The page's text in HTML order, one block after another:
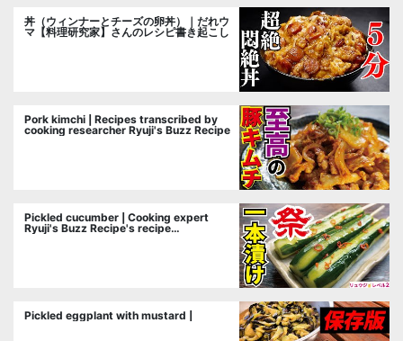
丼（ウィンナーとチーズの卵丼）｜だれウ
マ【料理研究家】さんのレシピ書き起こし
Pork kimchi | Recipes transcribed by
cooking researcher Ryuji's Buzz Recipe
Pickled cucumber | Cooking expert
Ryuji's Buzz Recipe's recipe
Pickled eggplant with mustard |